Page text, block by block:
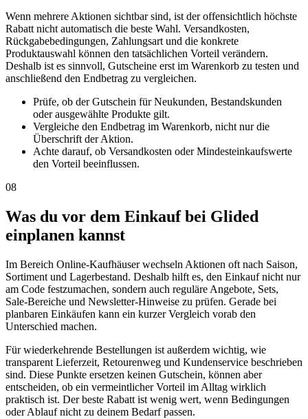
Wenn mehrere Aktionen sichtbar sind, ist der offensichtlich höchste
Rabatt nicht automatisch die beste Wahl. Versandkosten,
Rückgabebedingungen, Zahlungsart und die konkrete
Produktauswahl können den tatsächlichen Vorteil verändern.
Deshalb ist es sinnvoll, Gutscheine erst im Warenkorb zu testen und
anschließend den Endbetrag zu vergleichen.
Prüfe, ob der Gutschein für Neukunden, Bestandskunden
oder ausgewählte Produkte gilt.
Vergleiche den Endbetrag im Warenkorb, nicht nur die
Überschrift der Aktion.
Achte darauf, ob Versandkosten oder Mindesteinkaufswerte
den Vorteil beeinflussen.
08
Was du vor dem Einkauf bei Glided
einplanen kannst
Im Bereich Online-Kaufhäuser wechseln Aktionen oft nach Saison,
Sortiment und Lagerbestand. Deshalb hilft es, den Einkauf nicht nur
am Code festzumachen, sondern auch reguläre Angebote, Sets,
Sale-Bereiche und Newsletter-Hinweise zu prüfen. Gerade bei
planbaren Einkäufen kann ein kurzer Vergleich vorab den
Unterschied machen.
Für wiederkehrende Bestellungen ist außerdem wichtig, wie
transparent Lieferzeit, Retourenweg und Kundenservice beschrieben
sind. Diese Punkte ersetzen keinen Gutschein, können aber
entscheiden, ob ein vermeintlicher Vorteil im Alltag wirklich
praktisch ist. Der beste Rabatt ist wenig wert, wenn Bedingungen
oder Ablauf nicht zu deinem Bedarf passen.